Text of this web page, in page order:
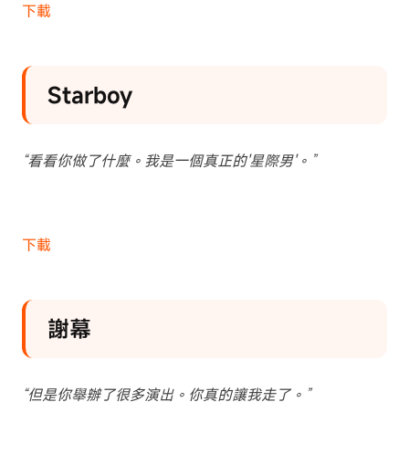
下載
Starboy
“看看你做了什麼。我是一個真正的'星際男'。”
下載
謝幕
“但是你舉辦了很多演出。你真的讓我走了。”